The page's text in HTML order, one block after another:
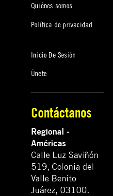
Quiénes somos
Política de privacidad
Inicio De Sesión
Únete
Contáctanos
Regional -
Américas
Calle Luz Saviñón
519, Colonia del
Valle Benito
Juárez, 03100.